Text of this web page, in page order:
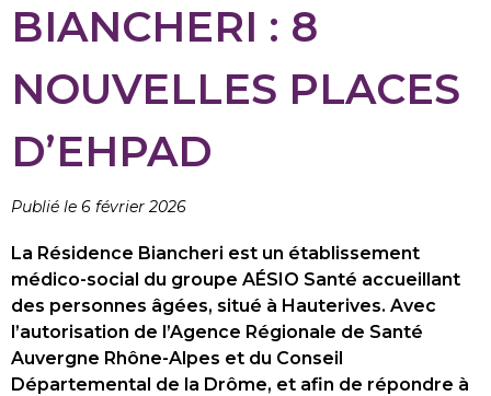
BIANCHERI : 8
NOUVELLES PLACES
D’EHPAD
Publié le 6 février 2026
La Résidence Biancheri est un établissement
médico-social du groupe AÉSIO Santé accueillant
des personnes âgées, situé à Hauterives. Avec
l’autorisation de l’Agence Régionale de Santé
Auvergne Rhône-Alpes et du Conseil
Départemental de la Drôme, et afin de répondre à